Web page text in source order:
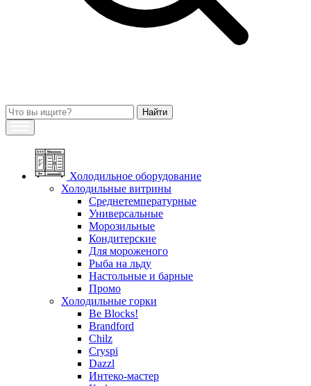
Холодильное оборудование
Холодильные витрины
Среднетемпературные
Универсальные
Морозильные
Кондитерские
Для мороженого
Рыба на льду
Настольные и барные
Промо
Холодильные горки
Be Blocks!
Brandford
Chilz
Cryspi
Dazzl
Интеко-мастер